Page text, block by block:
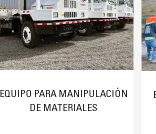
EQUIPO PARA MANIPULACIÓN
DE MATERIALES